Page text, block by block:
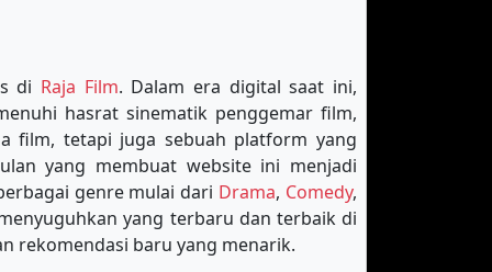
di Raja Film. Dalam era digital saat ini,
hasrat sinematik penggemar film,
film, tetapi juga sebuah platform yang
yang membuat website ini menjadi
genre mulai dari Drama, Comedy,
yang terbaru dan terbaik di
rekomendasi baru yang menarik.